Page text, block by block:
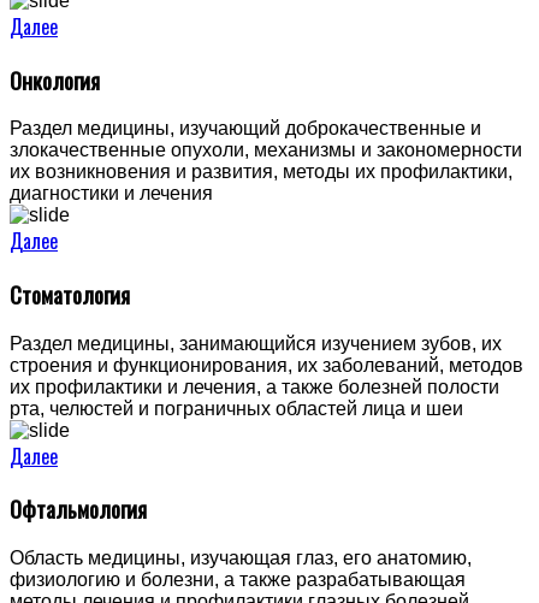
Далее
Онкология
Раздел медицины, изучающий доброкачественные и
злокачественные опухоли, механизмы и закономерности
их возникновения и развития, методы их профилактики,
диагностики и лечения
Далее
Стоматология
Раздел медицины, занимающийся изучением зубов, их
строения и функционирования, их заболеваний, методов
их профилактики и лечения, а также болезней полости
рта, челюстей и пограничных областей лица и шеи
Далее
Офтальмология
Область медицины, изучающая глаз, его анатомию,
физиологию и болезни, а также разрабатывающая